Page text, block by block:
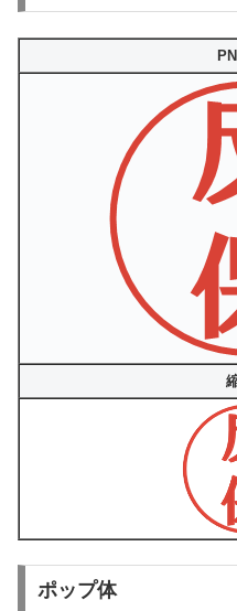
ポップ体